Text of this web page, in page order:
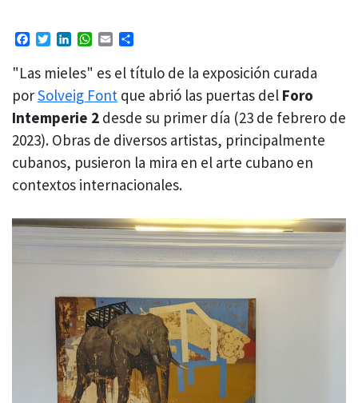
Facebook
TwitterLinkedIn
WhatsApp
Email
"Las mieles" es el título de la exposición curada
porSolveig Font que abrió las puertas del Foro
Intemperie 2 desde su primer día (23 de febrero de
2023). Obras de diversos artistas, principalmente
cubanos, pusieron la mira en el arte cubano en
contextos internacionales.